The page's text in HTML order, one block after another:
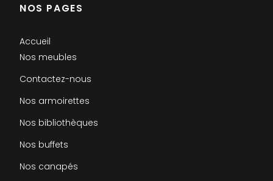
NOS PAGES
Accueil
Nos meubles
Contactez-nous
Nos armoirettes
Nos bibliothèques
Nos buffets
Nos canapés